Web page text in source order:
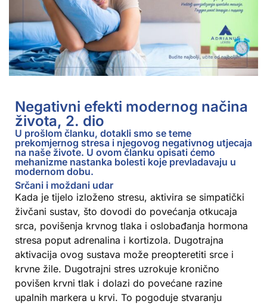
Negativni efekti modernog načina
života, 2. dio
U prošlom članku, dotakli smo se teme
prekomjernog stresa i njegovog negativnog utjecaja
na naše živote. U ovom članku opisati ćemo
mehanizme nastanka bolesti koje prevladavaju u
modernom dobu.
Srčani i moždani udar
Kada je tijelo izloženo stresu, aktivira se simpatički
živčani sustav, što dovodi do povećanja otkucaja
srca, povišenja krvnog tlaka i oslobađanja hormona
stresa poput adrenalina i kortizola. Dugotrajna
aktivacija ovog sustava može preopteretiti srce i
krvne žile. Dugotrajni stres uzrokuje kronično
povišen krvni tlak i dolazi do povećane razine
upalnih markera u krvi. To pogoduje stvaranju